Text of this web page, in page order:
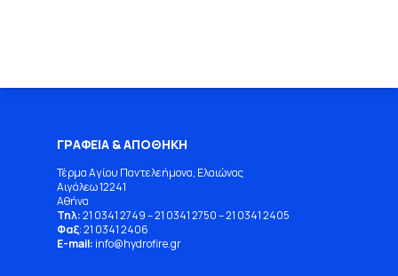
ΓΡΑΦΕΙΑ & ΑΠΟΘΗΚΗ
Τέρμα Αγίου Παντελεήμονα, Ελαιώνας
Αιγάλεω 12241
Αθήνα
Τηλ:21 0341 2749–21 0341 2750–21 0341 2405
Φαξ: 21 0341 2406
E-mail: info@hydrofire.gr